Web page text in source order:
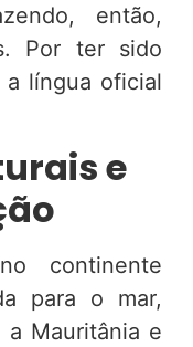
então,
Por ter sido
língua oficial
e
continente
para o mar,
a Mauritânia e